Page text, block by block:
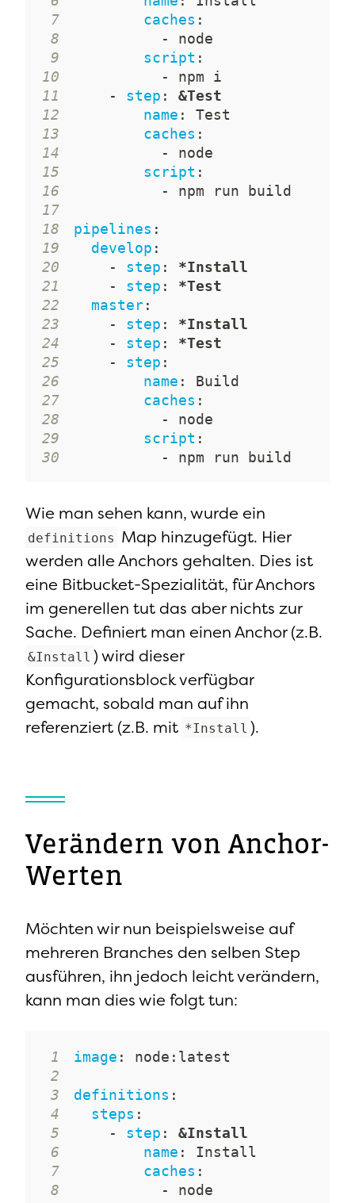
7
caches :
8
-
9
script :
10
-
11
- step :
&Test
12
name :
13
caches :
14
-
15
script :
16
-
17
18
pipelines :
19
develop :
20
- step :
*Install
21
- step :
*Test
22
master:
23
- step :
*Install
24
- step :
*Test
25
- step :
26
name :
27
caches :
28
-
29
script :
30
- npm run build
Wie man sehen kann, wurde ein
definitions Map hinzugefügt. Hier
werden alle Anchors gehalten. Dies ist
eine Bitbucket-Spezialität, für Anchors
im generellen tut das aber nichts zur
Sache. Definiert man einen Anchor (z.B.
&Install ) wird dieser
Konfigurationsblock verfügbar
gemacht, sobald man auf ihn
referenziert (z.B. mit *Install ).
Verändern von Anchor-
Werten
Möchten wir nun beispielsweise auf
mehreren Branches den selben Step
ausführen, ihn jedoch leicht verändern,
kann man dies wie folgt tun:
1 image : node :
2
3
definitions :
4
steps :
5
- step :
&Install
6
name :
7
caches :
8
-